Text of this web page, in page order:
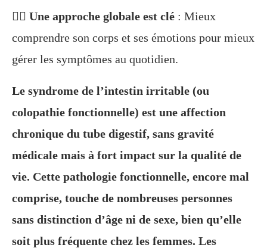
🧘‍♀️ Une approche globale est clé : Mieux
comprendre son corps et ses émotions pour mieux
gérer les symptômes au quotidien.
Le syndrome de l’intestin irritable (ou
colopathie fonctionnelle) est une affection
chronique du tube digestif, sans gravité
médicale mais à fort impact sur la qualité de
vie. Cette pathologie fonctionnelle, encore mal
comprise, touche de nombreuses personnes
sans distinction d’âge ni de sexe, bien qu’elle
soit plus fréquente chez les femmes. Les